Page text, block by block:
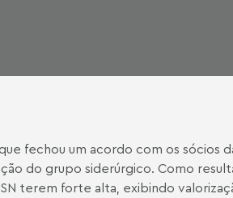
fechou um acordo com os sócios
do grupo siderúrgico. Como
terem forte alta, exibindo